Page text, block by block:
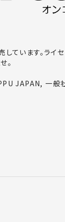
しています。ライ
。
JAPAN, 一般